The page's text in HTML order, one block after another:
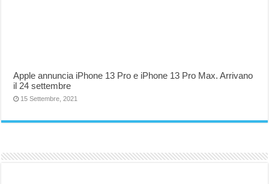
Apple annuncia iPhone 13 Pro e iPhone 13 Pro Max. Arrivano
il 24 settembre
15 Settembre, 2021